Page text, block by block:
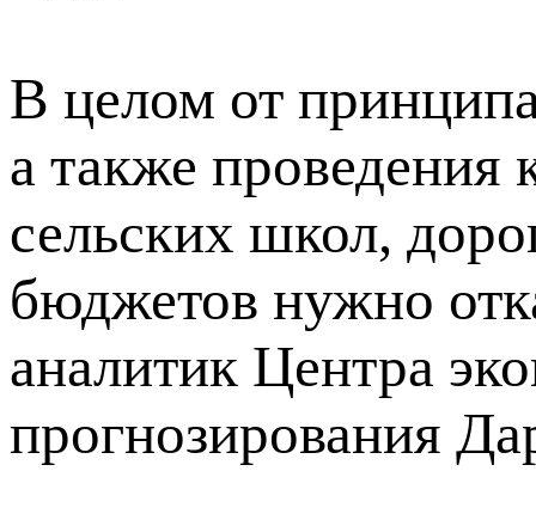
В целом от
а также проведения
сельских школ,
бюджетов нужно
аналитик Центра
прогнозирования